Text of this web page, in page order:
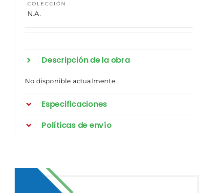
COLECCIÓN
N.A.
Descripción de la obra
No disponible actualmente.
Especificaciones
Políticas de envío